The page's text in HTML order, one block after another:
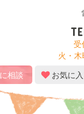
受
火・
相談 お気に